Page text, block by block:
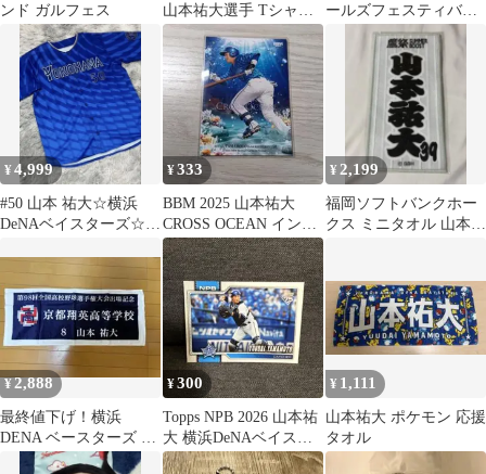
ンド ガルフェス
山本祐大選手 Tシャツ
交流戦SERIES 2024
ールズフェスティバル
2025 ユニフォーム ク
ロップド丈
¥4,999
#50 山本 祐大☆横浜
DeNAベイスターズ☆ハ
¥333
BBM 2025 山本祐大
CROSS OCEAN インサ
ート
¥ 2,199
福岡ソフトバンクホー
クス ミニタオル 山本祐
¥2,888
最終値下げ！横浜
DENA ベースターズ 山
本祐大選手 高校時代タ
¥300
Topps NPB 2026 山本祐
大 横浜DeNAベイスタ
ーズ
¥ 1,111
山本祐大 ポケモン 応援
タオル